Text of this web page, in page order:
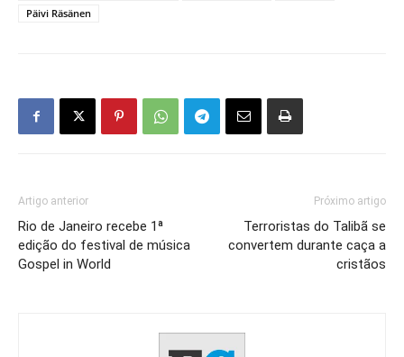
Päivi Räsänen
Artigo anterior
Rio de Janeiro recebe 1ª
edição do festival de música
Gospel in World
Próximo artigo
Terroristas do Talibã se
convertem durante caça a
cristãos